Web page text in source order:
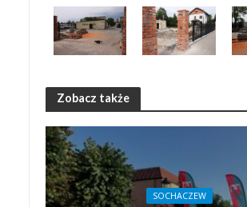
Zobacz także
SOCHACZEW